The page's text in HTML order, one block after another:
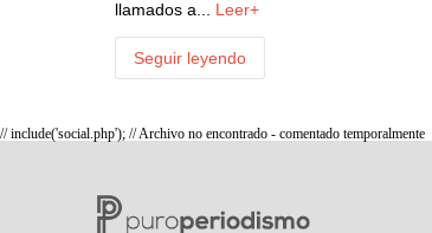
llamados a... Leer+
Seguir leyendo
// include('social.php'); // Archivo no encontrado - comentado temporalmente